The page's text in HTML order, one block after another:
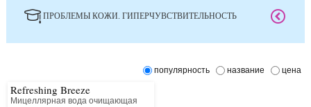
ПРОБЛЕМЫ КОЖИ. ГИПЕРЧУВСТВИТЕЛЬНОСТЬ
популярность название цена
Refreshing Breeze
Мицеллярная вода очищающая